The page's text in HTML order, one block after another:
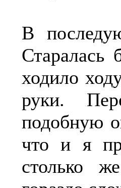
В
Старалась
ходило
руки.
подобную
что и я
столько